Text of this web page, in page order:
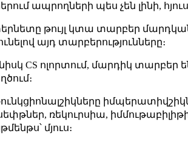
ապրողների պես չեն լինի,
թույլ կտա տարբեր
այդ տարբերությունները։
CS ոլորտում, մարդիկ
ռեկուրսիա,
մյուս։